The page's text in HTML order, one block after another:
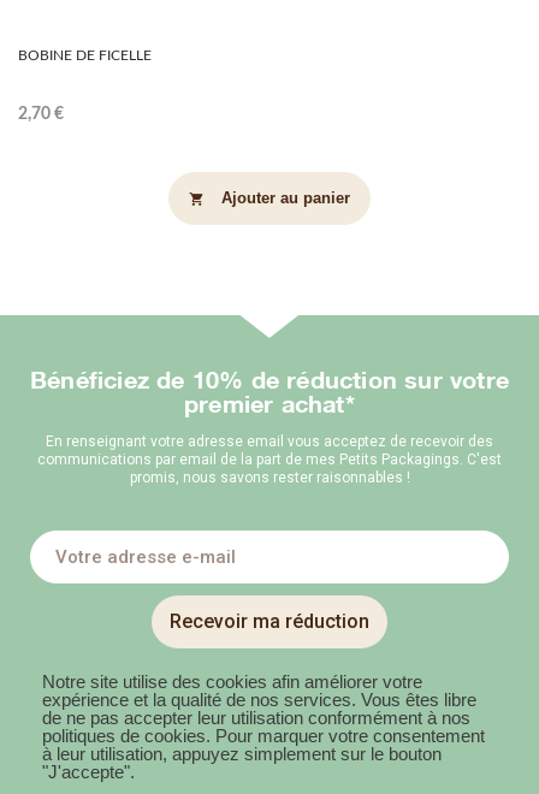
BOBINE DE FICELLE
2,70 €
shopping_cart Ajouter au panier
Bénéficiez de 10% de réduction sur votre
premier achat*
En renseignant votre adresse email vous acceptez de recevoir des
communications par email de la part de mes Petits Packagings. C'est
promis, nous savons rester raisonnables !
Recevoir ma réduction
Notre site utilise des cookies afin améliorer votre
expérience et la qualité de nos services. Vous êtes libre
de ne pas accepter leur utilisation conformément à nos
politiques de cookies. Pour marquer votre consentement
à leur utilisation, appuyez simplement sur le bouton
"J'accepte".